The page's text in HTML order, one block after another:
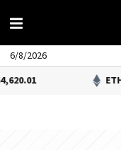
6/8/2026
ETHEREUM